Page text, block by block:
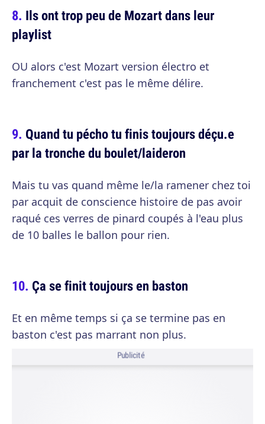
Ils ont trop peu de Mozart dans leur
playlist
OU alors c'est Mozart version électro et
franchement c'est pas le même délire.
Quand tu pécho tu finis toujours déçu.e
par la tronche du boulet/laideron
Mais tu vas quand même le/la ramener chez toi
par acquit de conscience histoire de pas avoir
raqué ces verres de pinard coupés à l'eau plus
de 10 balles le ballon pour rien.
Ça se finit toujours en baston
Et en même temps si ça se termine pas en
baston c'est pas marrant non plus.
Publicité